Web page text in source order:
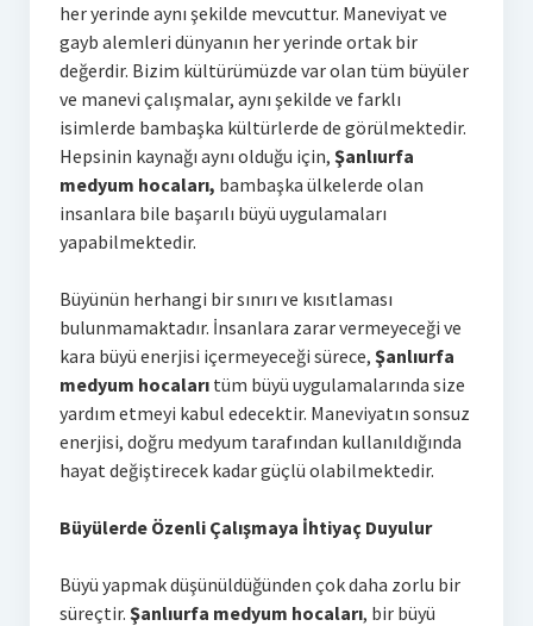
her yerinde aynı şekilde mevcuttur. Maneviyat ve
gayb alemleri dünyanın her yerinde ortak bir
değerdir. Bizim kültürümüzde var olan tüm büyüler
ve manevi çalışmalar, aynı şekilde ve farklı
isimlerde bambaşka kültürlerde de görülmektedir.
Hepsinin kaynağı aynı olduğu için, Şanlıurfa
medyum hocaları, bambaşka ülkelerde olan
insanlara bile başarılı büyü uygulamaları
yapabilmektedir.
Büyünün herhangi bir sınırı ve kısıtlaması
bulunmamaktadır. İnsanlara zarar vermeyeceği ve
kara büyü enerjisi içermeyeceği sürece, Şanlıurfa
medyum hocalarıtüm büyü uygulamalarında size
yardım etmeyi kabul edecektir. Maneviyatın sonsuz
enerjisi, doğru medyum tarafından kullanıldığında
hayat değiştirecek kadar güçlü olabilmektedir.
Büyülerde Özenli Çalışmaya İhtiyaç Duyulur
Büyü yapmak düşünüldüğünden çok daha zorlu bir
süreçtir. Şanlıurfa medyum hocaları, bir büyü